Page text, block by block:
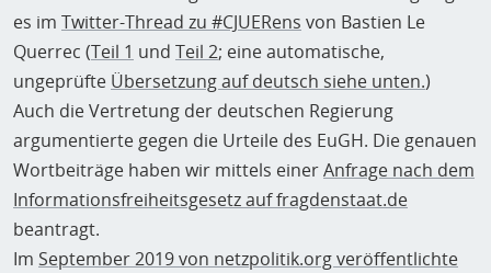
es im Twitter-Thread zu #CJUERens von Bastien Le
Querrec (Teil 1 und Teil 2; eine automatische,
ungeprüfte Übersetzung auf deutsch siehe unten.)
Auch die Vertretung der deutschen Regierung
argumentierte gegen die Urteile des EuGH. Die genauen
Wortbeiträge haben wir mittels einerAnfrage nach dem
Informationsfreiheitsgesetz auf fragdenstaat.de
beantragt.
Im September 2019 von netzpolitik.org veröffentlichte